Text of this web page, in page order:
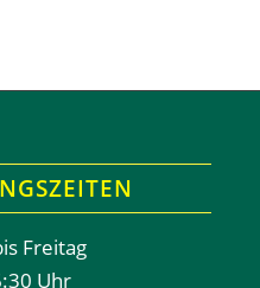
Freitag
Uhr